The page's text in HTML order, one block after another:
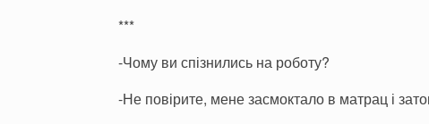
***
-Чому ви спізнились на роботу?
-Не повірите, мене засмоктало в матрац і